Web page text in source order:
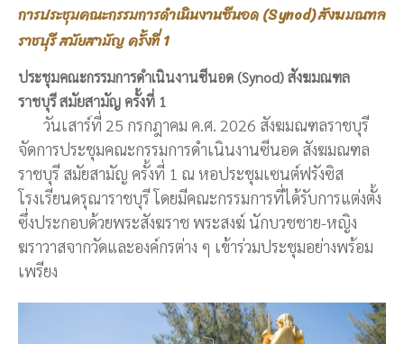
การประชุมคณะกรรมการดำเนินงานซีนอด (Synod) สังฆมณฑล
ราชบุรี สมัยสามัญ ครั้งที่ 1
ประชุมคณะกรรมการดำเนินงานซีนอด (Synod) สังฆมณฑล
ราชบุรี สมัยสามัญ ครั้งที่ 1
วันเสาร์ที่ 25 กรกฎาคม ค.ศ. 2026 สังฆมณฑลราชบุรี
จัดการประชุมคณะกรรมการดำเนินงานซีนอด สังฆมณฑล
ราชบุรี สมัยสามัญ ครั้งที่ 1 ณ หอประชุมเซนต์ฟรังซิส
โรงเรียนดรุณาราชบุรี โดยมีคณะกรรมการที่ได้รับการแต่งตั้ง
ซึ่งประกอบด้วยพระสังฆราช พระสงฆ์ นักบวชชาย-หญิง
ฆราวาสจากวัดและองค์กรต่าง ๆ เข้าร่วมประชุมอย่างพร้อม
เพรียง